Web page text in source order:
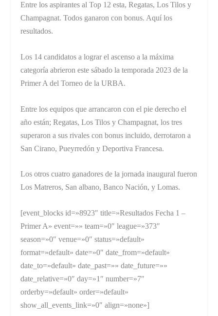
Entre los aspirantes al Top 12 esta, Regatas, Los Tilos y
Champagnat. Todos ganaron con bonus. Aquí los
resultados.
Los 14 candidatos a lograr el ascenso a la máxima
categoría abrieron este sábado la temporada 2023 de la
Primer A del Torneo de la URBA.
Entre los equipos que arrancaron con el pie derecho el
año están; Regatas, Los Tilos y Champagnat, los tres
superaron a sus rivales con bonus incluido, derrotaron a
San Cirano, Pueyrredón y Deportiva Francesa.
Los otros cuatro ganadores de la jornada inaugural fueron
Los Matreros, San albano, Banco Nación, y Lomas.
[event_blocks id=»8923″ title=»Resultados Fecha 1 –
Primer A» event=»» team=»0″ league=»373″
season=»0″ venue=»0″ status=»default»
format=»default» date=»0″ date_from=»default»
date_to=»default» date_past=»» date_future=»»
date_relative=»0″ day=»1″ number=»7″
orderby=»default» order=»default»
show_all_events_link=»0″ align=»none»]